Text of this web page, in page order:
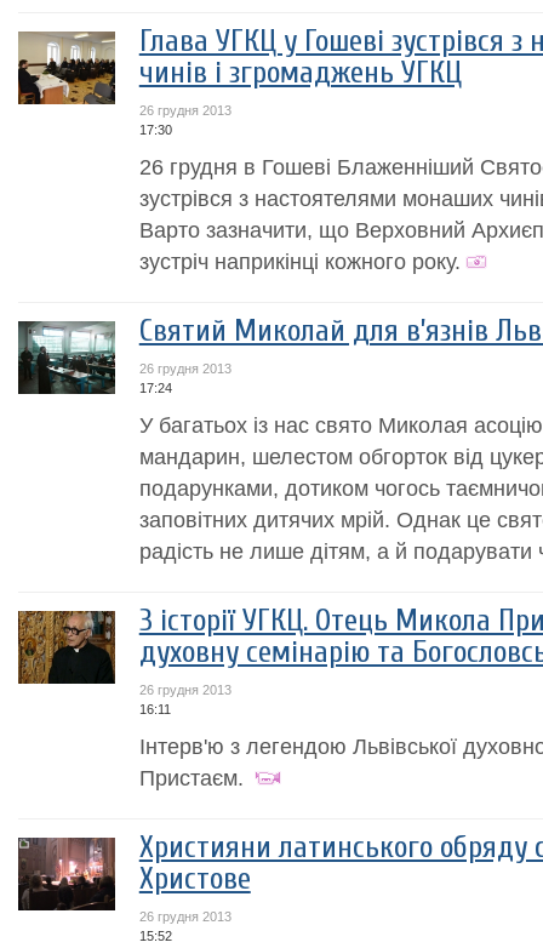
Глава УГКЦ у Гошеві зустрівся
чинів і згромаджень УГКЦ
26 грудня 2013
17:30
26 грудня в Гошеві Блаженніший
зустрівся з настоятелями монаших
Варто зазначити, що Верховний
зустріч наприкінці кожного року.
Святий Миколай для в’язнів
26 грудня 2013
17:24
У багатьох із нас свято Миколая
мандарин, шелестом обгорток від
подарунками, дотиком чогось
заповітних дитячих мрій. Однак це
радість не лише дітям, а й подарувати
З історії УГКЦ. Отець Микола
духовну семінарію та
26 грудня 2013
16:11
Інтерв'ю з легендою Львівської
Пристаєм.
Християни латинського обряду
Христове
26 грудня 2013
15:52